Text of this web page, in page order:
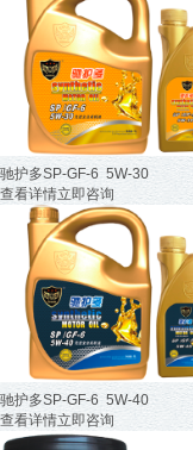
驰护多SP-GF-6 5W-30
查看详情立即咨询
驰护多SP-GF-6 5W-40
查看详情立即咨询